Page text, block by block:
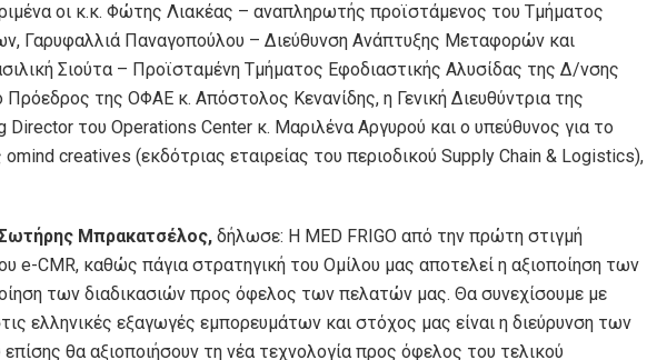
οι κ.κ. Φώτης Λιακέας – αναπληρωτής προϊστάμενος του Τμήματος
Γαρυφαλλιά Παναγοπούλου – Διεύθυνση Ανάπτυξης Μεταφορών και
Σιούτα – Προϊσταμένη Τμήματος Εφοδιαστικής Αλυσίδας της Δ/νσης
της ΟΦΑΕ κ. Απόστολος Κενανίδης, η Γενική Διευθύντρια της
του Operations Center κ. Μαριλένα Αργυρού και ο υπεύθυνος για το
creatives (εκδότριας εταιρείας του περιοδικού Supply Chain & Logistics),
Μπρακατσέλος, δήλωσε: Η MED FRIGO από την πρώτη στιγμή
e-CMR, καθώς πάγια στρατηγική του Ομίλου μας αποτελεί η αξιοποίηση των
των διαδικασιών προς όφελος των πελατών μας. Θα συνεχίσουμε με
ελληνικές εξαγωγές εμπορευμάτων και στόχος μας είναι η διεύρυνση των
θα αξιοποιήσουν τη νέα τεχνολογία προς όφελος του τελικού